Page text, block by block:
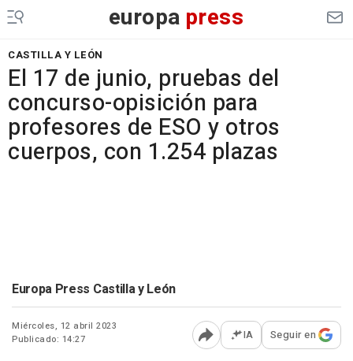
europa press
CASTILLA Y LEÓN
El 17 de junio, pruebas del
concurso-opisición para
profesores de ESO y otros
cuerpos, con 1.254 plazas
Europa Press Castilla y León
Miércoles, 12 abril 2023
Publicado: 14:27
Abrir opciones para
IA Seguir en